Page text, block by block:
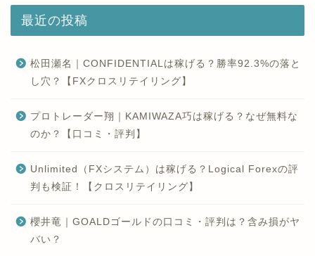
最近の投稿
松田瀬名｜CONFIDENTIALは稼げる？勝率92.3%の落と
し穴？【FXクロスリテイリング】
プロトレーダー翔｜KAMIWAZA巧は稼げる？なぜ無料な
のか？【口コミ・評判】
Unlimited（FXシステム）は稼げる？Logical Forexの評
判も検証！【クロスリテイリング】
櫻井竜｜GOALDゴールドの口コミ・評判は？含み損がヤ
バい？